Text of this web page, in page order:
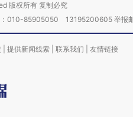
版权所有 复制必究
：010-85905050 13195200605 举报
提供新闻线索 联系我们 友情链接